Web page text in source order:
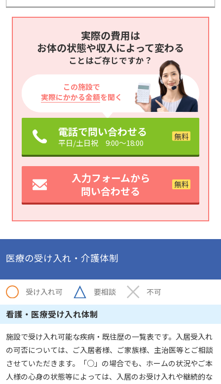
実際の費用は
お体の状態や収入によって変わる
ことはご存じですか？
この施設で
実際にかかる金額を聞く
電話で問い合わせる
平日/土日祝 9:00～18:00
入力フォームから
問い合わせる
医療の受け入れ・介護体制
受け入れ可 要相談 不可
看護・医療受け入れ体制
施設で受け入れ可能な疾病・既往歴の一覧表です。入居受入れ
の可否については、ご入居者様、ご家族様、主治医等とご相談
させていただきます。「○」の場合でも、ホームの状況やご本
人様の心身の状態等によっては、入居のお受け入れや継続的な